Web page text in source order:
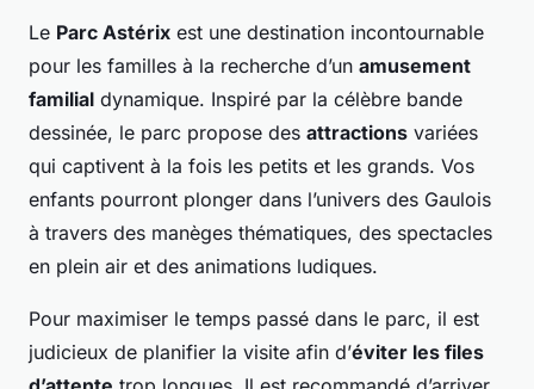
Le Parc Astérix est une destination incontournable
pour les familles à la recherche d’un amusement
familial dynamique. Inspiré par la célèbre bande
dessinée, le parc propose des attractions variées
qui captivent à la fois les petits et les grands. Vos
enfants pourront plonger dans l’univers des Gaulois
à travers des manèges thématiques, des spectacles
en plein air et des animations ludiques.
Pour maximiser le temps passé dans le parc, il est
judicieux de planifier la visite afin d’éviter les files